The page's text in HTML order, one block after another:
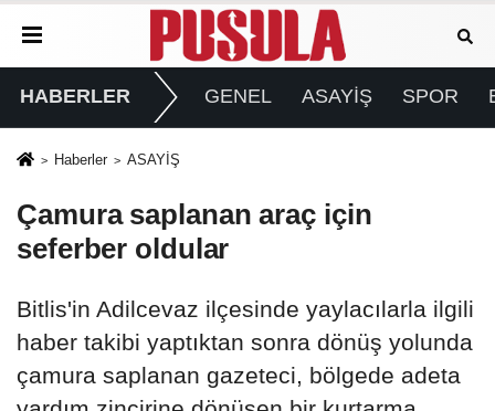
HABERLER GENEL ASAYİŞ SPOR
Haberler ASAYİŞ
Çamura saplanan araç için
seferber oldular
Bitlis'in Adilcevaz ilçesinde yaylacılarla ilgili
haber takibi yaptıktan sonra dönüş yolunda
çamura saplanan gazeteci, bölgede adeta